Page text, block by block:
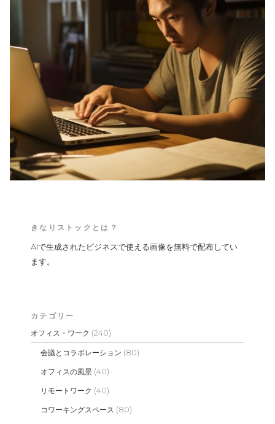
きなりストックとは？
AIで生成されたビジネスで使える画像を無料で配布してい
ます。
カテゴリー
オフィス・ワーク (240)
会議とコラボレーション (80)
オフィスの風景 (40)
リモートワーク (40)
コワーキングスペース (80)